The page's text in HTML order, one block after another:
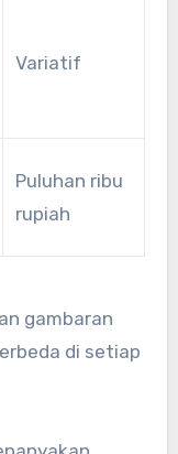
Variatif
Puluhan ribu
rupiah
gambaran
di setiap